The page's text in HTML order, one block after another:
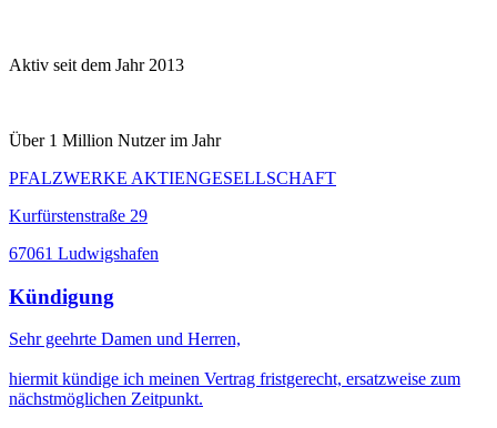
Aktiv seit dem Jahr 2013
Über 1 Million Nutzer im Jahr
PFALZWERKE AKTIENGESELLSCHAFT
Kurfürstenstraße 29
67061 Ludwigshafen
Kündigung
Sehr geehrte Damen und Herren,
hiermit kündige ich meinen Vertrag fristgerecht, ersatzweise zum
nächstmöglichen Zeitpunkt.